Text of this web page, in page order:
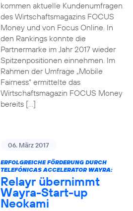
kommen aktuelle Kundenumfragen
des Wirtschaftsmagazins FOCUS
Money und von Focus Online. In
den Rankings konnte die
Partnermarke im Jahr 2017 wieder
Spitzenpositionen einnehmen. Im
Rahmen der Umfrage „Mobile
Fairness“ ermittelte das
Wirtschaftsmagazin FOCUS Money
bereits […]
06. März 2017
ERFOLGREICHE FÖRDERUNG DURCH
TELEFÓNICAS ACCELERATOR WAYRA:
Relayr übernimmt
Wayra-Start-up
Neokami